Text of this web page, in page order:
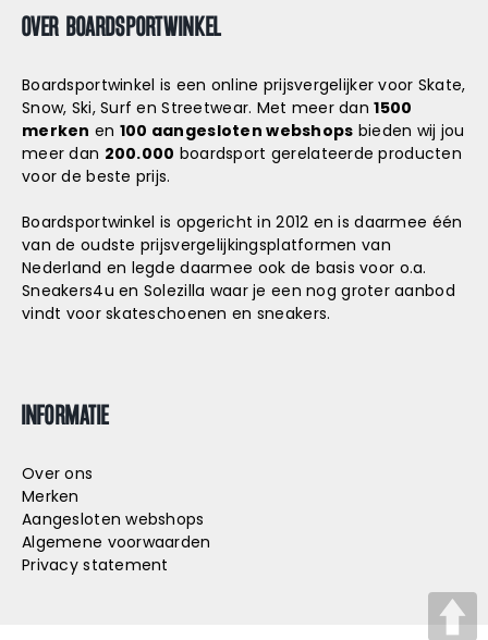
OVER BOARDSPORTWINKEL
Boardsportwinkel is een online prijsvergelijker voor Skate,
Snow, Ski, Surf en Streetwear. Met meer dan1500
merken en 100 aangesloten webshops bieden wij jou
meer dan 200.000 boardsport gerelateerde producten
voor de beste prijs.
Boardsportwinkel is opgericht in 2012 en is daarmee één
van de oudste prijsvergelijkingsplatformen van
Nederland en legde daarmee ook de basis voor o.a.
Sneakers4u en Solezilla waar je een nog groter aanbod
vindt voor skateschoenen en sneakers.
INFORMATIE
Over ons
Merken
Aangesloten webshops
Algemene voorwaarden
Privacy statement